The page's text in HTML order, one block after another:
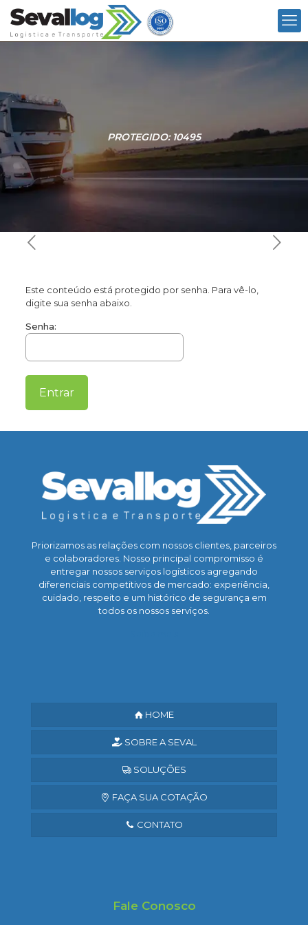
PROTEGIDO: 10495
Este conteúdo está protegido por senha. Para vê-lo,
digite sua senha abaixo.
Senha:
Priorizamos as relações com nossos clientes, parceiros
e colaboradores. Nosso principal compromisso é
entregar nossos serviços logísticos agregando
diferenciais competitivos de mercado: experiência,
cuidado, respeito e um histórico de segurança em
todos os nossos serviços.
HOME
SOBRE A SEVAL
SOLUÇÕES
FAÇA SUA COTAÇÃO
CONTATO
Fale Conosco